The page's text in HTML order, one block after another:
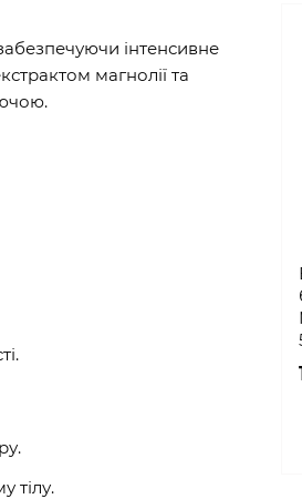
інтенсивне
магнолії та
тілу.